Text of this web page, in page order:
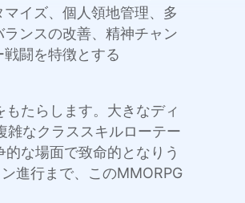
イズ、個人領地管理、多
ンスの改善、精神チャン
闘を特徴とする
たらします。大きなディ
雑なクラススキルローテー
な場面で致命的となりう
進行まで、このMMORPG